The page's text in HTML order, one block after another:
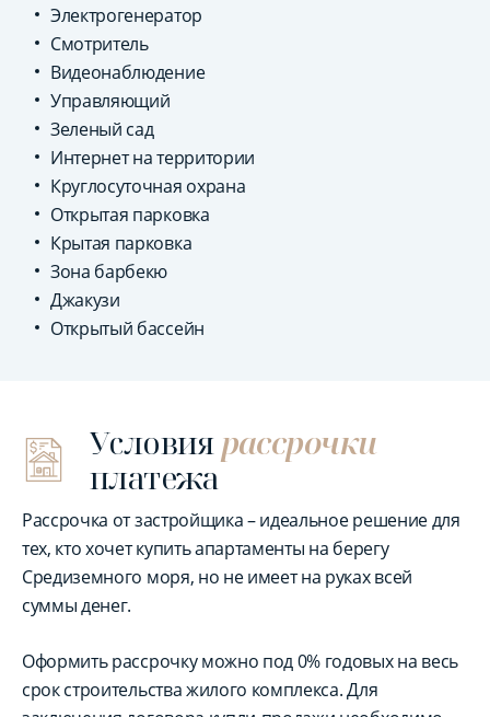
Электрогенератор
Смотритель
Видеонаблюдение
Управляющий
Зеленый сад
Интернет на территории
Круглосуточная охрана
Открытая парковка
Крытая парковка
Зона барбекю
Джакузи
Открытый бассейн
Условиярассрочки
платежа
Рассрочка от застройщика – идеальное решение для
тех, кто хочет купить апартаменты на берегу
Средиземного моря, но не имеет на руках всей
суммы денег.
Оформить рассрочку можно под 0% годовых на весь
срок строительства жилого комплекса. Для